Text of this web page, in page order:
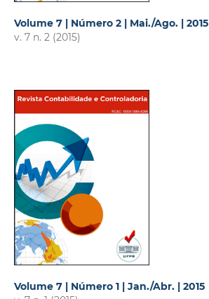
Volume 7 | Número 2 | Mai./Ago. | 2015
v. 7 n. 2 (2015)
Volume 7 | Número 1 | Jan./Abr. | 2015